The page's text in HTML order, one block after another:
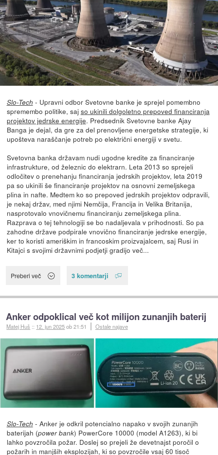
Slo-Tech - Upravni odbor Svetovne banke je sprejel pomembno
spremembo politike, saj so ukinili dolgoletno prepoved financiranja
projektov jedrske energije. Predsednik Svetovne banke Ajay
Banga je dejal, da gre za del prenovljene energetske strategije, ki
upošteva naraščanje potreb po električni energiji v svetu.
Svetovna banka državam nudi ugodne kredite za financiranje
infrastrukture, od železnic do elektrarn. Leta 2013 so sprejeli
odločitev o prenehanju financiranja jedrskih projektov, leta 2019
pa so ukinili še financiranje projektov na osnovni zemeljskega
plina in nafte. Medtem ko so prepoved jedrskih projektov odpravili,
je nekaj držav, med njimi Nemčija, Francija in Velika Britanija,
nasprotovalo vnovičnemu financiranju zemeljskega plina.
Razprava o tej tehnologiji se bo nadaljevala v prihodnosti. So pa
zahodne države podpirale vnovično financiranje jedrske energije,
ker to koristi ameriškim in francoskim proizvajalcem, saj Rusi in
Kitajci s svojimi državnimi podjetji gradijo več...
Preberi več 3 komentarji
Anker odpoklical več kot milijon zunanjih baterij
Matej Huš :: 12. jun 2025ob 21:51 Ostale najave
Slo-Tech - Anker je odkril potencialno napako v svojih zunanjih
baterijah (power bank) PowerCore 10000 (model A1263), ki bi
lahko povzročila požar. Doslej so prejeli že devetnajst poročil o
požarih in manjših eksplozijah, ki so povzročile vsaj 60 tisoč